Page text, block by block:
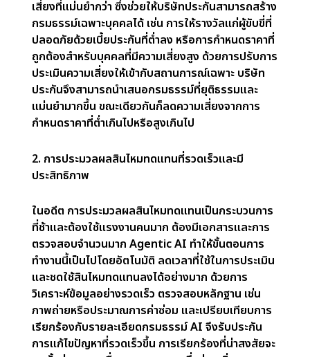
ประโยชน์ที่ได้รับ:โดยการลดการฉ้อโกง บริษัทประกัน
สามารถปกป้องผลกำไร ขณะที่ผู้บริโภคก็ได้รับประโยชน์จาก
ค่าเบี้ยประกันที่ยุติธรรมซึ่งไม่ได้รับผลกระทบจากการเรียก
ร้องสินไหมที่เป็นการฉ้อโกง
5. การกำหนดราคาแบบปรับเปลี่ยนได้
ความสามารถของ Agentic AI ในการประเมินความ
เสี่ยงแบบ Dynamic เปิดทางให้กับรูปแบบการกำหนด
ราคาที่เป็นนวัตกรรมใหม่ ตัวอย่างเช่น เบี้ยประกัน
รถยนต์สามารถปรับเปลี่ยนตามพฤติกรรมการขับขี่
แบบเรียลไทม์ แทนที่จะใช้ปัจจัยคงที่ เช่น อายุหรือ
ประเภทรถ
สำหรับผู้บริโภค:ได้รับอัตราเบี้ยประกันที่สะท้อนถึงนิสัย
และการกระทำของตนเอง ซึ่งเป็นการส่งเสริมความ
ยุติธรรม
สำหรับบริษัทประกัน:ได้รับความได้เปรียบในการแข่งขัน
โดยการนำเสนอโซลูชันที่ปรับเปลี่ยนและสร้างสรรค์เหล่านี้